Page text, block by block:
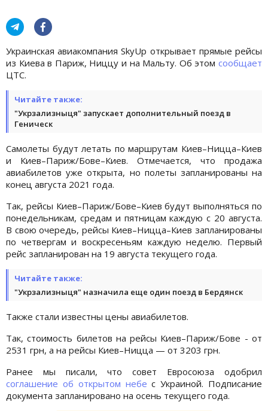
Украинская авиакомпания SkyUp открывает прямые рейсы
из Киева в Париж, Ниццу и на Мальту. Об этом сообщает
ЦТС.
Читайте также:
"Укрзализныця" запускает дополнительный поезд в
Геническ
Самолеты будут летать по маршрутам Киев–Ницца–Киев
и Киев–Париж/Бове–Киев. Отмечается, что продажа
авиабилетов уже открыта, но полеты запланированы на
конец августа 2021 года.
Так, рейсы Киев–Париж/Бове–Киев будут выполняться по
понедельникам, средам и пятницам каждую с 20 августа.
В свою очередь, рейсы Киев–Ницца–Киев запланированы
по четвергам и воскресеньям каждую неделю. Первый
рейс запланирован на 19 августа текущего года.
Читайте также:
"Укрзализныця" назначила еще один поезд в Бердянск
Также стали известны цены авиабилетов.
Так, стоимость билетов на рейсы Киев–Париж/Бове - от
2531 грн, а на рейсы Киев–Ницца — от 3203 грн.
Ранее мы писали, что совет Евросоюза одобрил
соглашение об открытом небе с Украиной. Подписание
документа запланировано на осень текущего года.